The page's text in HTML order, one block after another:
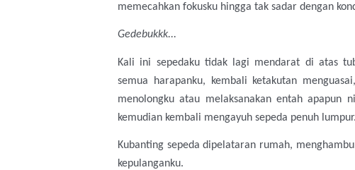
memecahkan fokusku hingga tak sadar dengan
Gedebukkk...
Kali ini sepedaku tidak lagi mendarat di atas
semua harapanku, kembali ketakutan
menolongku atau melaksanakan entah apapun
kemudian kembali mengayuh sepeda penuh
Kubanting sepeda dipelataran rumah,
kepulanganku.